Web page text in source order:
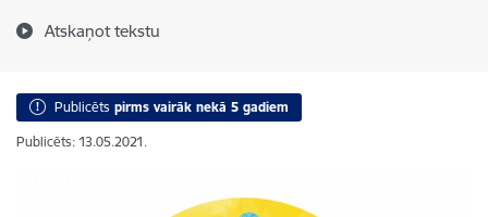
Atskaņot tekstu
Publicēts pirms vairāk nekā 5 gadiem
Publicēts: 13.05.2021.